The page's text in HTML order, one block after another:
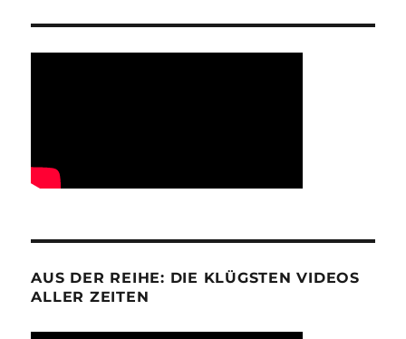
AUS DER REIHE: DIE KLÜGSTEN VIDEOS
ALLER ZEITEN